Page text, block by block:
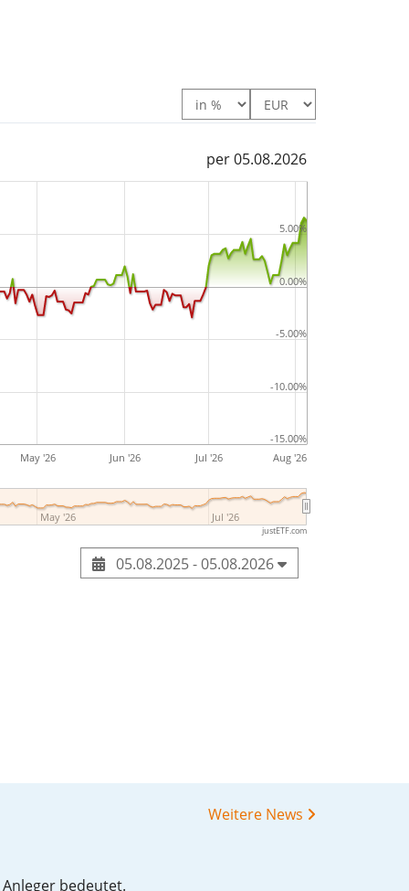
per 05.08.2026
May '26 Jun '26 Jul '26 Aug '26
May '26 Jul '26
-15.00%
-10.00%
-5.00%
0.00%
5.00%
justETF.com
05.08.2025 - 05.08.2026
Weitere News
bedeutet.